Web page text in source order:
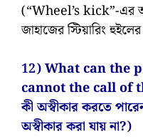
(“Wheel’s kick”-এর
জাহাজের স্টিয়ারিং
12) What can the
cannot the call of
কী অস্বীকার করতে
অস্বীকার করা যায় না?)